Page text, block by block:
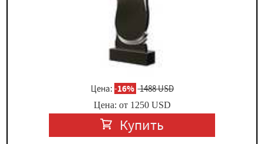
Цена: -16% 1488 USD
Цена: от 1250USD
Купить